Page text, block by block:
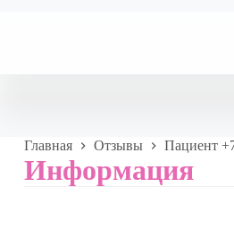
Главная Отзывы Пациент
Информация